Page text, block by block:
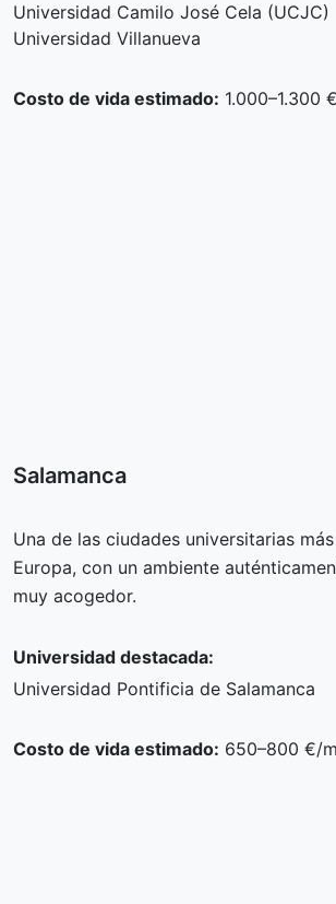
Universidad Camilo José Cela (UCJC)
Universidad Villanueva
Costo de vida estimado: 1.000–1.300
Salamanca
Una de las ciudades universitarias
Europa, con un ambiente
muy acogedor.
Universidad destacada:
Universidad Pontificia de Salamanca
Costo de vida estimado: 650–800 €/